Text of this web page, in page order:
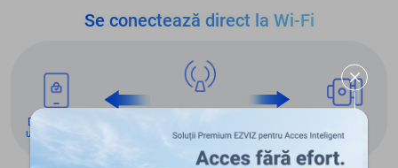
Se conectează direct la Wi-Fi
Dispozitivul
utilizatorului
Acasă/de la
DL06 Pro